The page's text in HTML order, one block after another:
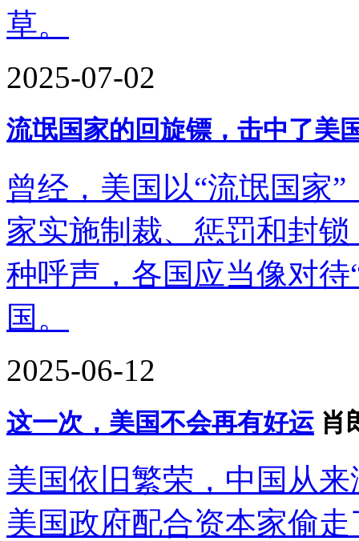
草。
2025-07-02
流氓国家的回旋镖，击中了美
曾经，美国以“流氓国家”
家实施制裁、惩罚和封
种呼声，各国应当像对
国。
2025-06-12
这一次，美国不会再有好运 肖
美国依旧繁荣，中国从
美国政府配合资本家偷